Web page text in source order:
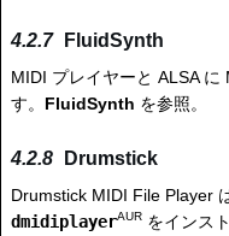
FluidSynth
MIDI プレイヤーと ALSA
す。 FluidSynth を参照。
Drumstick
Drumstick MIDI File Player
dmidiplayerAUR をインス